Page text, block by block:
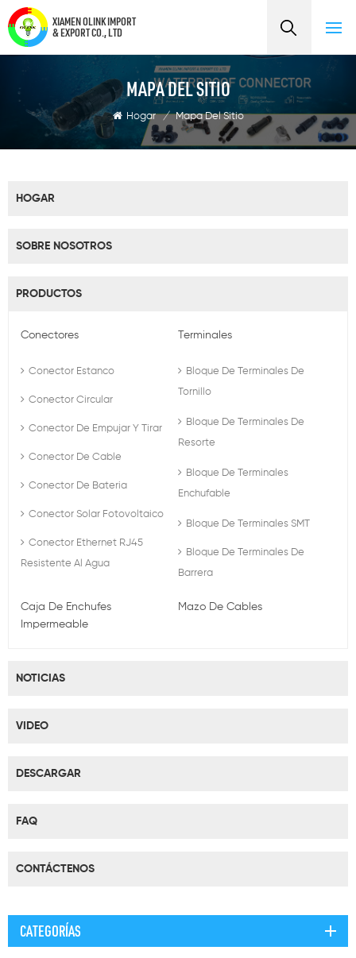
XIAMEN OLINK IMPORT
& EXPORT CO., LTD
MAPA DEL SITIO
Hogar / Mapa Del Sitio
HOGAR
SOBRE NOSOTROS
PRODUCTOS
Conectores
Conector Estanco
Conector Circular
Conector De Empujar Y Tirar
Conector De Cable
Conector De Bateria
Conector Solar Fotovoltaico
Conector Ethernet RJ45
Resistente Al Agua
Terminales
Bloque De Terminales De
Tornillo
Bloque De Terminales De
Resorte
Bloque De Terminales
Enchufable
Bloque De Terminales SMT
Bloque De Terminales De
Barrera
Caja De Enchufes
Impermeable
Mazo De Cables
NOTICIAS
VIDEO
DESCARGAR
FAQ
CONTÁCTENOS
CATEGORÍAS